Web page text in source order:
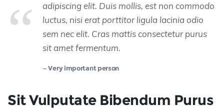
adipiscing elit. Duis mollis, est non commodo
luctus, nisi erat porttitor ligula lacinia odio
sem nec elit. Cras mattis consectetur purus
sit amet fermentum.
Very important person
Sit Vulputate Bibendum Purus